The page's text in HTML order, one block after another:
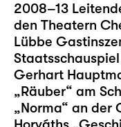
2008–13
den Theatern
Lübbe
Gerhart
„Räuber“ am
„Norma“ an der